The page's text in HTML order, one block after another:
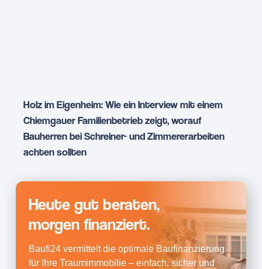
Holz im Eigenheim: Wie ein Interview mit einem
Chiemgauer Familienbetrieb zeigt, worauf
Bauherren bei Schreiner- und Zimmererarbeiten
achten sollten
Heute gut beraten,
morgen finanziert.
Baufi24 vermittelt die optimale Baufinanzierung
für Ihre Traumimmobilie – einfach, sicher und